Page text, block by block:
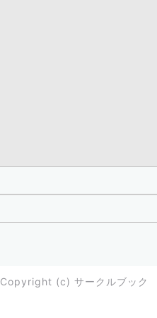
Copyright (c) サークルブック